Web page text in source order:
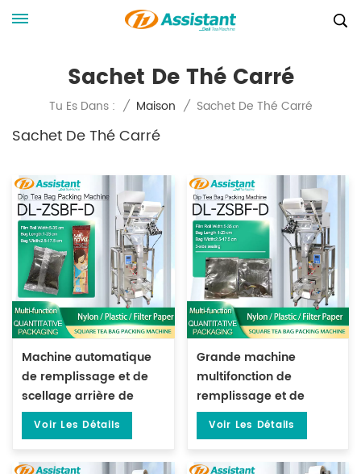
Sachet De Thé Carré
Tu Es Dans : / Maison / Sachet De Thé Carré
Sachet De Thé Carré
Machine automatique
de remplissage et de
scellage arrière de
sachets de thé carrés
DL-ZBF-D
Voir Les Détails
Grande machine
multifonction de
remplissage et de
scellage à 3 côtés pour
plastique/papier filtre
Voir Les Détails